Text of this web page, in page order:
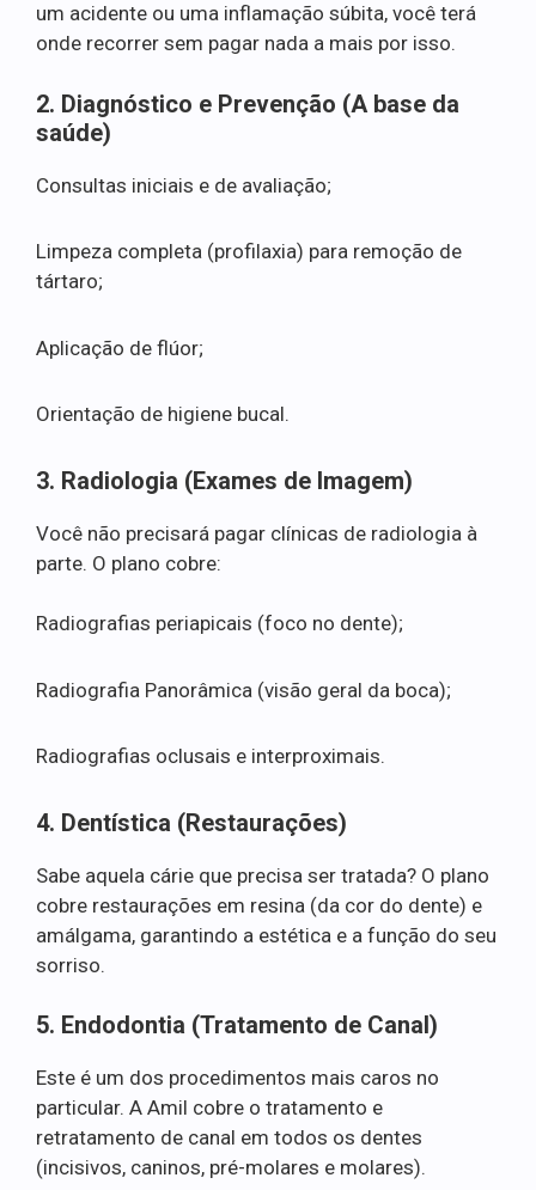
um acidente ou uma inflamação súbita, você terá
onde recorrer sem pagar nada a mais por isso.
2. Diagnóstico e Prevenção (A base da
saúde)
Consultas iniciais e de avaliação;
Limpeza completa (profilaxia) para remoção de
tártaro;
Aplicação de flúor;
Orientação de higiene bucal.
3. Radiologia (Exames de Imagem)
Você não precisará pagar clínicas de radiologia à
parte. O plano cobre:
Radiografias periapicais (foco no dente);
Radiografia Panorâmica (visão geral da boca);
Radiografias oclusais e interproximais.
4. Dentística (Restaurações)
Sabe aquela cárie que precisa ser tratada? O plano
cobre restaurações em resina (da cor do dente) e
amálgama, garantindo a estética e a função do seu
sorriso.
5. Endodontia (Tratamento de Canal)
Este é um dos procedimentos mais caros no
particular. A Amil cobre o tratamento e
retratamento de canal em todos os dentes
(incisivos, caninos, pré-molares e molares).